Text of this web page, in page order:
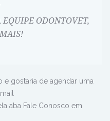
ODONTOVET,
e gostaria de agendar uma
aba Fale Conosco em